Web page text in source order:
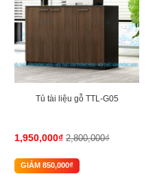
Tủ tài liệu gỗ TTL-G05
1,950,000₫ 2,800,000₫
GIẢM 850,000₫